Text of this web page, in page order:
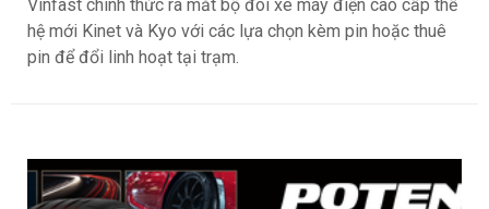
Vinfast chính thức ra mắt bộ đôi xe máy điện cao cấp thế
hệ mới Kinet và Kyo với các lựa chọn kèm pin hoặc thuê
pin để đổi linh hoạt tại trạm.